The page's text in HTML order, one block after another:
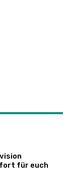
für euch